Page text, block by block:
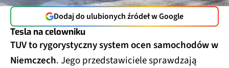
Dodaj do ulubionych źródeł w Google
Tesla na celowniku
TUV to rygorystyczny system ocen samochodów w
Niemczech. Jego przedstawiciele sprawdzają